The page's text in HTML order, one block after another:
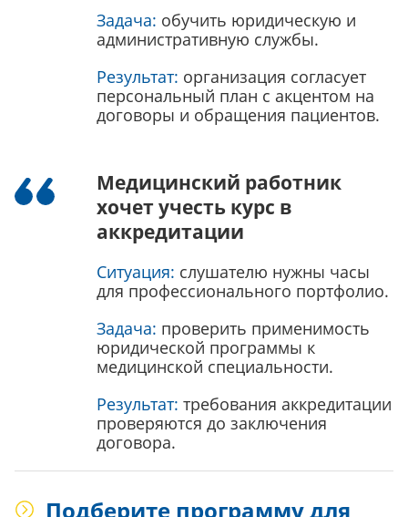
Задача: обучить юридическую и
административную службы.
Результат: организация согласует
персональный план с акцентом на
договоры и обращения пациентов.
Медицинский работник
хочет учесть курс в
аккредитации
Ситуация: слушателю нужны часы
для профессионального портфолио.
Задача: проверить применимость
юридической программы к
медицинской специальности.
Результат: требования аккредитации
проверяются до заключения
договора.
Подберите программу для